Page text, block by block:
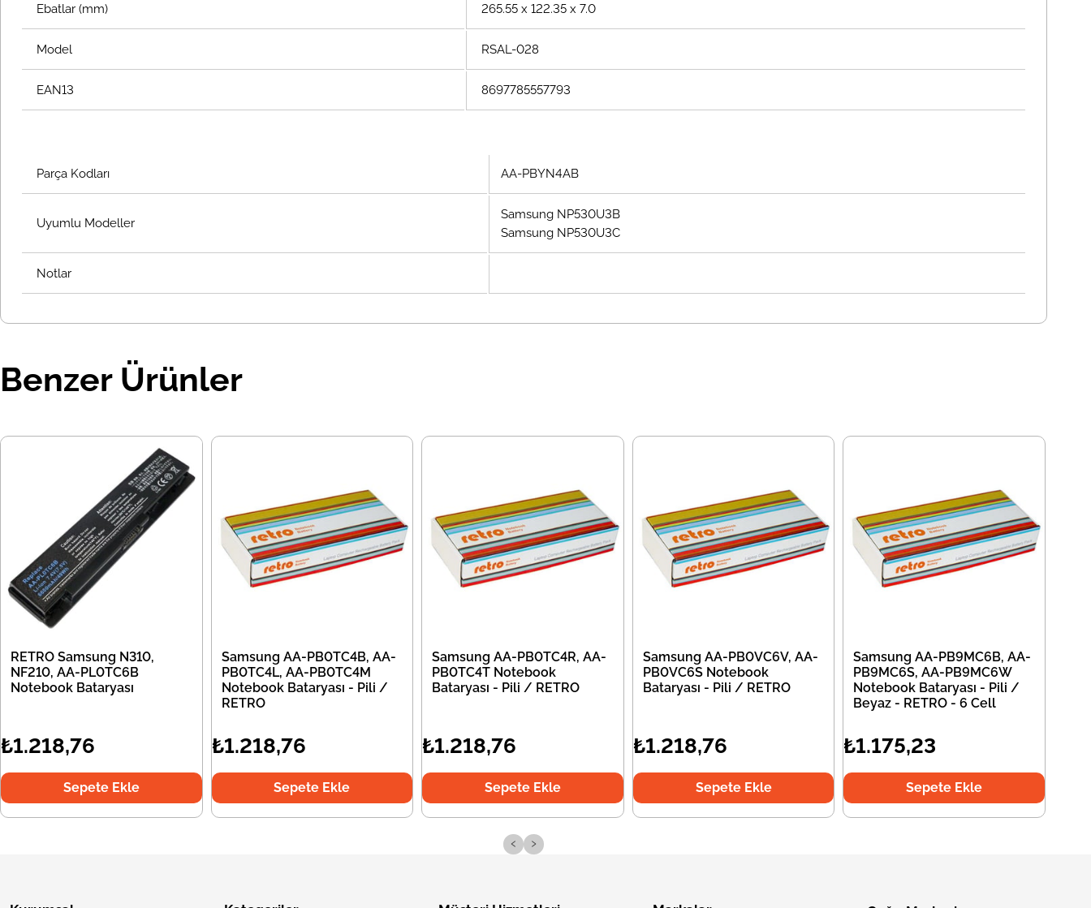
Ebatlar (mm) 265.55 x 122.35 x 7.0
Model RSAL-028
EAN13 8697785557793
Parça Kodları AA-PBYN4AB
Uyumlu Modeller
Samsung NP530U3B
Samsung NP530U3C
Notlar
Benzer Ürünler
RETRO Samsung N310,
NF210, AA-PL0TC6B
Notebook Bataryası
₺1.218,76
Sepete Ekle
Samsung AA-PB0TC4B, AA-
PB0TC4L, AA-PB0TC4M
Notebook Bataryası - Pili /
RETRO
₺1.218,76
Sepete Ekle
Samsung AA-PB0TC4R, AA-
PB0TC4T Notebook
Bataryası - Pili / RETRO
₺1.218,76
Sepete Ekle
Samsung AA-PB0VC6V, AA-
PB0VC6S Notebook
Bataryası - Pili / RETRO
₺1.218,76
Sepete Ekle
Samsung AA-PB9MC6B, AA-
PB9MC6S, AA-PB9MC6W
Notebook Bataryası - Pili /
Beyaz - RETRO - 6 Cell
₺1.175,23
Sepete Ekle
‹ ›